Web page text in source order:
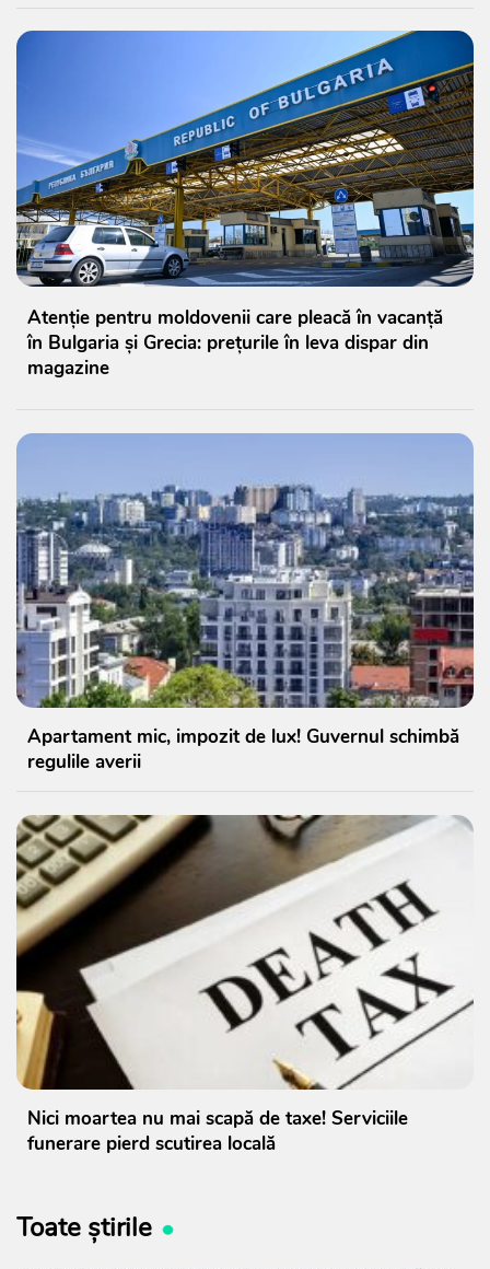
Atenție pentru moldovenii care pleacă în vacanță
în Bulgaria și Grecia: prețurile în leva dispar din
magazine
Apartament mic, impozit de lux! Guvernul schimbă
regulile averii
Nici moartea nu mai scapă de taxe! Serviciile
funerare pierd scutirea locală
Toate știrile